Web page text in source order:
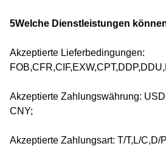
5Welche Dienstleistungen
Akzeptierte Lieferbedingungen:
Akzeptierte Zahlungswährung:
CNY;
Akzeptierte Zahlungsart: T/T,L/C,D/P